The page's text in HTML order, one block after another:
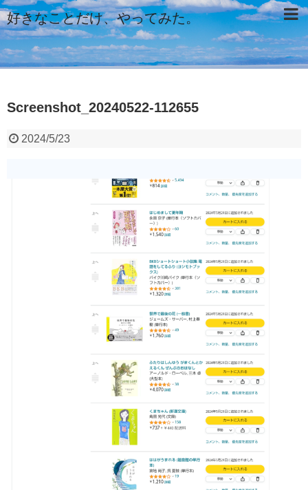
好きなことだけ、やってみた。
Screenshot_20240522-112655
2024/5/23